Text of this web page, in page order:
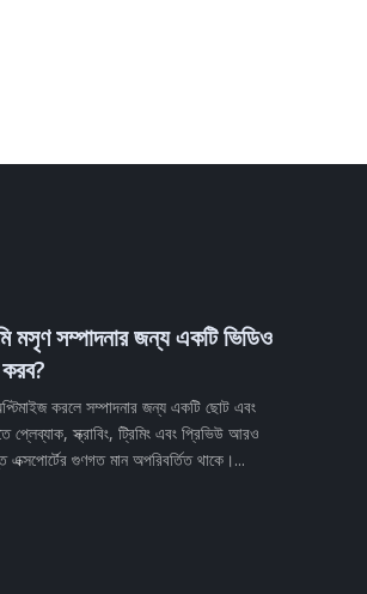
মসৃণ সম্পাদনার জন্য একটি ভিডিও
করলে সম্পাদনার জন্য একটি ছোট এবং
প্লেব্যাক, স্ক্রাবিং, ট্রিমিং এবং প্রিভিউ আরও
গুণগত মান অপরিবর্তিত থাকে।...